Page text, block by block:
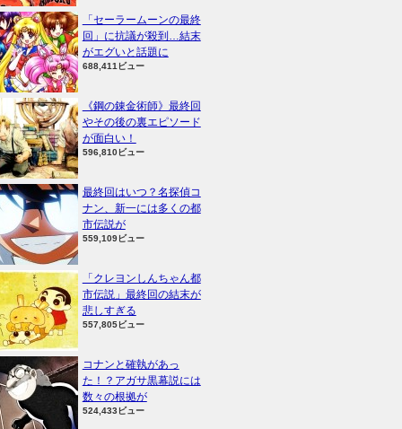
「セーラームーンの最終
回」に抗議が殺到…結末
がエグいと話題に
688,411ビュー
《鋼の錬金術師》最終回
やその後の裏エピソード
が面白い！
596,810ビュー
最終回はいつ？名探偵コ
ナン、新一には多くの都
市伝説が
559,109ビュー
「クレヨンしんちゃん都
市伝説」最終回の結末が
悲しすぎる
557,805ビュー
コナンと確執があっ
た！？アガサ黒幕説には
数々の根拠が
524,433ビュー